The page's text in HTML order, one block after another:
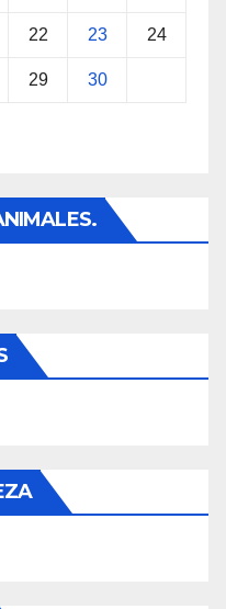
22 23 24
29 30